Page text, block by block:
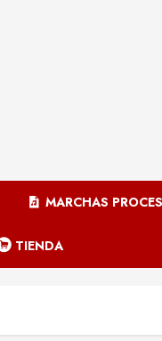
MARCHAS
TIENDA